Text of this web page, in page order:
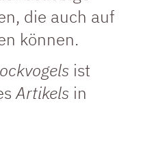
die auch auf
können.
ist
Artikels in